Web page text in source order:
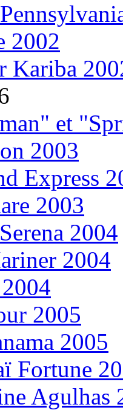
2002
Kariba
et
2003
Express
2003
2004
2004
2005
2005
Fortune
Agulhas